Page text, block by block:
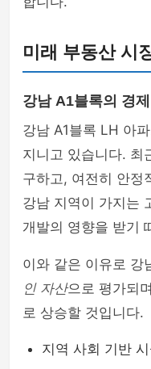
미래 부동산 시
강남 A1블록의 경
강남 A1블록 LH 아
지니고 있습니다. 최
구하고, 여전히 안정
강남 지역이 가지는
개발의 영향을 받기
이와 같은 이유로 강
인 자산으로 평가되
로 상승할 것입니다.
지역 사회 기반